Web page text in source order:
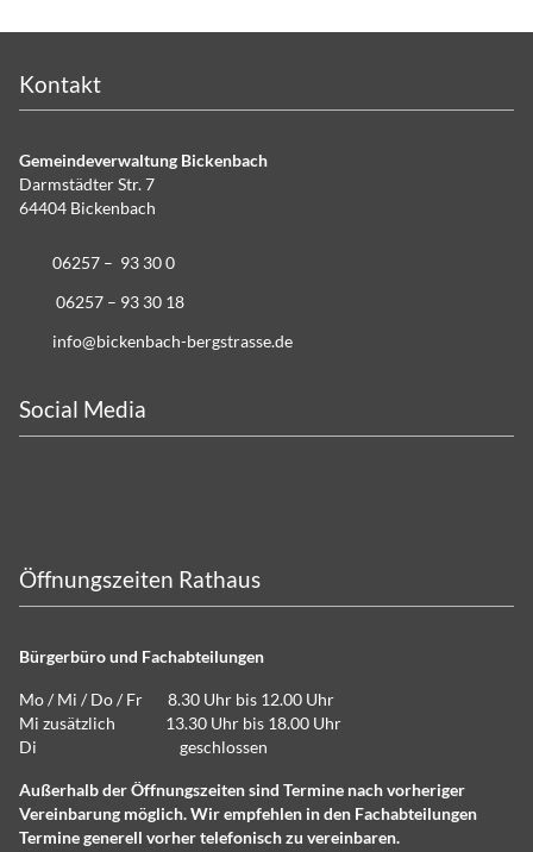
Kontakt
Gemeindeverwaltung Bickenbach
Darmstädter Str. 7
64404 Bickenbach
06257 – 93 30 0
06257 – 93 30 18
info@bickenbach-bergstrasse.de
Social Media
Öffnungszeiten Rathaus
Bürgerbüro und Fachabteilungen
Mo / Mi / Do / Fr 8.30 Uhr bis 12.00 Uhr
Mi zusätzlich 13.30 Uhr bis 18.00 Uhr
Di geschlossen
Außerhalb der Öffnungszeiten sind Termine nach vorheriger
Vereinbarung möglich. Wir empfehlen in den Fachabteilungen
Termine generell vorher telefonisch zu vereinbaren.